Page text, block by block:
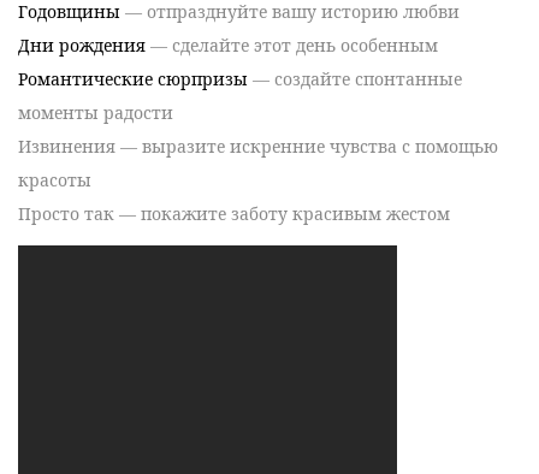
Годовщины — отпразднуйте вашу историю любви
Дни рождения — сделайте этот день особенным
Романтические сюрпризы — создайте спонтанные
моменты радости
Извинения — выразите искренние чувства с помощью
красоты
Просто так — покажите заботу красивым жестом